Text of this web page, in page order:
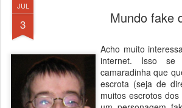
JUL
3 Mundo fake
Acho muito
internet. Isso se
camaradinha que
escrota (seja de
muitos escrotos